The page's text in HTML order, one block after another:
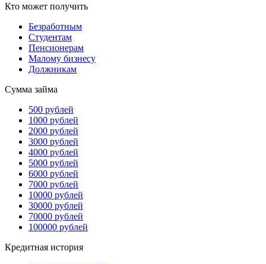
Кто может получить
Безработным
Студентам
Пенсионерам
Малому бизнесу
Должникам
Сумма займа
500 рублей
1000 рублей
2000 рублей
3000 рублей
4000 рублей
5000 рублей
6000 рублей
7000 рублей
10000 рублей
30000 рублей
70000 рублей
100000 рублей
Кредитная история